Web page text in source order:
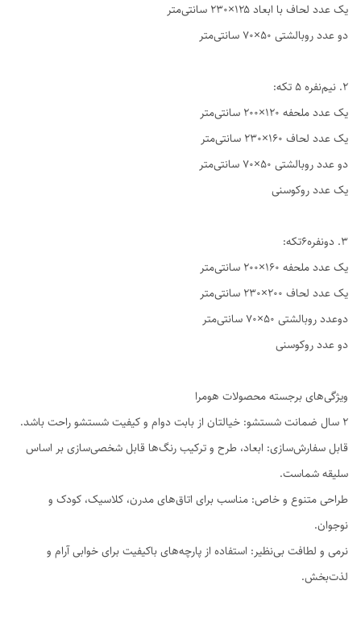
یک عدد لحاف با ابعاد ۱۲۵×۲۳۰ سانتی‌متر
دو عدد روبالشتی ۵۰×۷۰ سانتی‌متر
2. نیم‌نفره ۵ تکه:
یک عدد ملحفه ۱۲۰×۲۰۰ سانتی‌متر
یک عدد لحاف ۱۶۰×۲۳۰ سانتی‌متر
دو عدد روبالشتی ۵۰×۷۰ سانتی‌متر
یک عدد روکوسنی
3. دو‌نفره6تکه:
یک عدد ملحفه ۱۶۰×۲۰۰ سانتی‌متر
یک عدد لحاف ۲۰۰×۲۳۰ سانتی‌متر
دوعدد روبالشتی ۵۰×۷۰ سانتی‌متر
دو عدد روکوسنی
ویژگی‌های برجسته محصولات هومرا
۲ سال ضمانت شستشو: خیالتان از بابت دوام و کیفیت شستشو راحت باشد.
قابل سفارش‌سازی: ابعاد، طرح و ترکیب رنگ‌ها قابل شخصی‌سازی بر اساس
سلیقه شماست.
طراحی متنوع و خاص: مناسب برای اتاق‌های مدرن، کلاسیک، کودک و
نوجوان.
نرمی و لطافت بی‌نظیر: استفاده از پارچه‌های باکیفیت برای خوابی آرام و
لذت‌بخش.